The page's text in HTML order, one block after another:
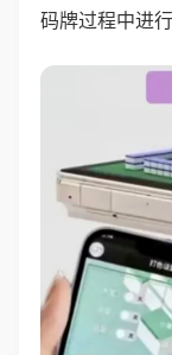
码牌过程中进